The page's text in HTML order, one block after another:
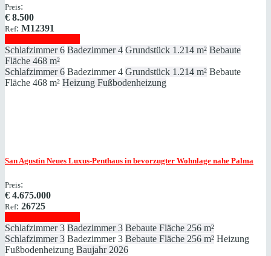
Preis:
€ 8.500
Ref: M12391
Schlafzimmer 6 Badezimmer 4 Grundstück 1.214 m² Bebaute
Fläche 468 m²
Schlafzimmer 6 Badezimmer 4 Grundstück 1.214 m² Bebaute
Fläche 468 m² Heizung Fußbodenheizung
San Agustin Neues Luxus-Penthaus in bevorzugter Wohnlage nahe Palma
Preis:
€ 4.675.000
Ref: 26725
Schlafzimmer 3 Badezimmer 3 Bebaute Fläche 256 m²
Schlafzimmer 3 Badezimmer 3 Bebaute Fläche 256 m² Heizung
Fußbodenheizung Baujahr 2026